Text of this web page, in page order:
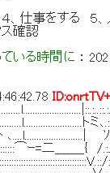
、仕事をする ５
ス確認
ている時間に ：
丶､